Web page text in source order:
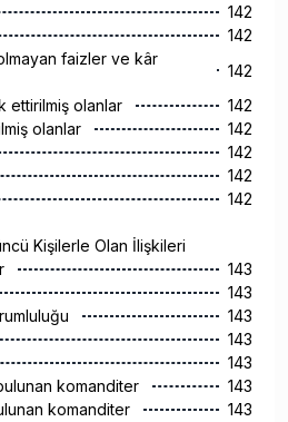
142
142
faizler ve kâr
142
ettirilmiş olanlar
142
olanlar
142
142
142
142
Kişilerle Olan İlişkileri
143
143
143
143
143
komanditer
143
komanditer
143